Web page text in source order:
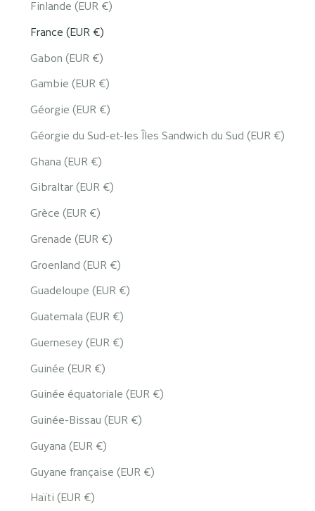
Finlande (EUR €)
France (EUR €)
Gabon (EUR €)
Gambie (EUR €)
Géorgie (EUR €)
Géorgie du Sud-et-les Îles Sandwich du Sud (EUR €)
Ghana (EUR €)
Gibraltar (EUR €)
Grèce (EUR €)
Grenade (EUR €)
Groenland (EUR €)
Guadeloupe (EUR €)
Guatemala (EUR €)
Guernesey (EUR €)
Guinée (EUR €)
Guinée équatoriale (EUR €)
Guinée-Bissau (EUR €)
Guyana (EUR €)
Guyane française (EUR €)
Haïti (EUR €)